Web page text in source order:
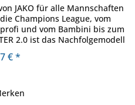
JAKO für alle Mannschaften
Champions League, vom
und vom Bambini bis zum
2.0 ist das Nachfolgemodell
€ *